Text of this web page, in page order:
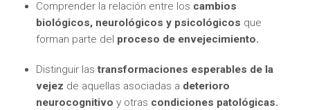
Comprender la relación entre los cambios
biológicos, neurológicos y psicológicos que
forman parte del proceso de envejecimiento.
Distinguir lastransformaciones esperables de la
vejez de aquellas asociadas a deterioro
neurocognitivo y otras condiciones patológicas.